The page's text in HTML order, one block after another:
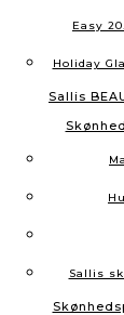
Easy
Holiday
Sallis
Sallis